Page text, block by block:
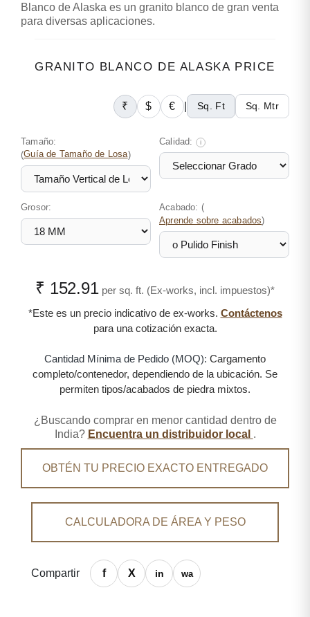
Blanco de Alaska es un granito blanco de gran venta
para diversas aplicaciones.
GRANITO BLANCO DE ALASKA PRICE
₹ $ € Sq. Ft Sq. Mtr
Tamaño:
(Guía de Tamaño de Losa)
Calidad: i
Grosor: Acabado: (
Aprende sobre acabados)
₹ 152.91 per sq. ft. (Ex-works, incl. impuestos)*
*Este es un precio indicativo de ex-works. Contáctenos
para una cotización exacta.
Cantidad Mínima de Pedido (MOQ): Cargamento
completo/contenedor, dependiendo de la ubicación. Se
permiten tipos/acabados de piedra mixtos.
¿Buscando comprar en menor cantidad dentro de
India? Encuentra un distribuidor local .
OBTÉN TU PRECIO EXACTO ENTREGADO
CALCULADORA DE ÁREA Y PESO
Compartir